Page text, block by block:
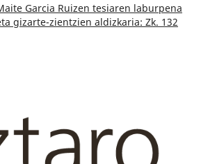
Garcia Ruizen tesiaren laburpena
gizarte-zientzien aldizkaria: Zk. 132